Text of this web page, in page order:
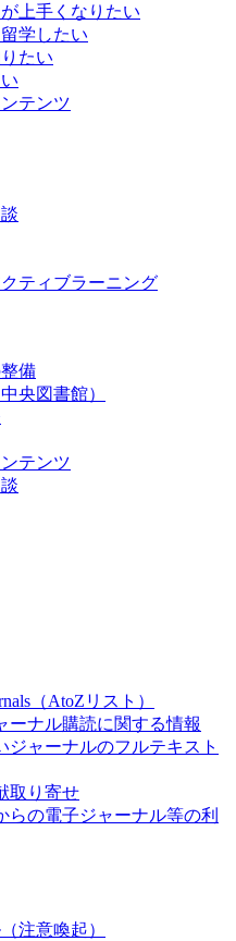
上手くなりたい
学したい
たい
テンツ
ティブラーニング
備
央図書館）
テンツ
（AtoZリスト）
ーナル購読に関する情報
ジャーナルのフルテキスト
取り寄せ
らの電子ジャーナル等の利
注意喚起）